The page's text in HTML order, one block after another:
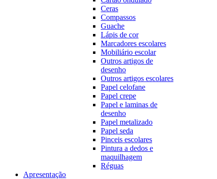
Ceras
Compassos
Guache
Lápis de cor
Marcadores escolares
Mobiliário escolar
Outros artigos de
desenho
Outros artigos escolares
Papel celofane
Papel crepe
Papel e laminas de
desenho
Papel metalizado
Papel seda
Pinceis escolares
Pintura a dedos e
maquilhagem
Réguas
Apresentação